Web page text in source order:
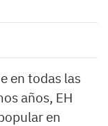
en todas las
años, EH
en